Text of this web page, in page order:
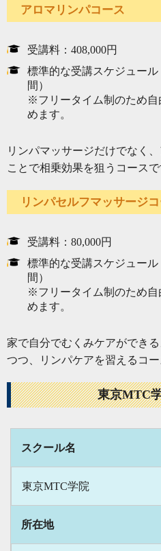
アロマリンパコース
受講料：408,000円
標準的な受講スケジュー
間）
※フリータイム制のため自
めます。
リンパマッサージだけでなく
ことで相乗効果を狙うコースで
リンパセルフマッサージ
受講料：80,000円
標準的な受講スケジュー
間）
※フリータイム制のため自
めます。
家で自分でむくみケアができ
つつ、リンパケアを習えるコー
東京MTC
スクール名
東京MTC学院
所在地